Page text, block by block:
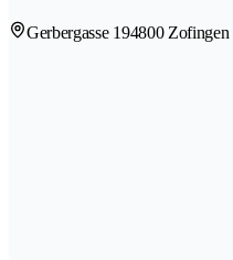
Gerbergasse 194800 Zofingen